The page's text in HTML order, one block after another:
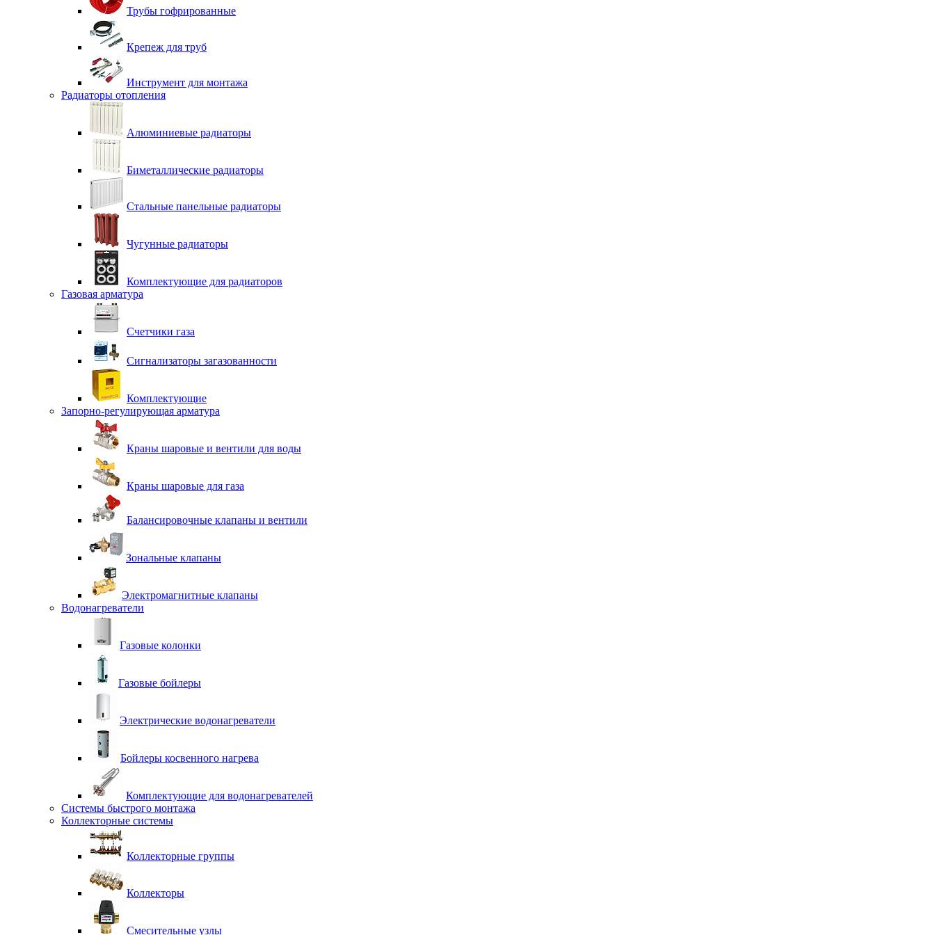
Трубы гофрированные
Крепеж для труб
Инструмент для монтажа
Радиаторы отопления
Алюминиевые радиаторы
Биметаллические радиаторы
Стальные панельные радиаторы
Чугунные радиаторы
Комплектующие для радиаторов
Газовая арматура
Счетчики газа
Сигнализаторы загазованности
Комплектующие
Запорно-регулирующая арматура
Краны шаровые и вентили для воды
Краны шаровые для газа
Балансировочные клапаны и вентили
Зональные клапаны
Электромагнитные клапаны
Водонагреватели
Газовые колонки
Газовые бойлеры
Электрические водонагреватели
Бойлеры косвенного нагрева
Комплектующие для водонагревателей
Системы быстрого монтажа
Коллекторные системы
Коллекторные группы
Коллекторы
Смесительные узлы